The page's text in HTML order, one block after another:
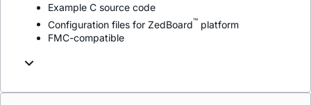
Example C source code
Configuration files for ZedBoard™ platform
FMC-compatible